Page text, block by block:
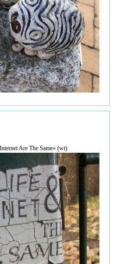
Are The Same« (wt)